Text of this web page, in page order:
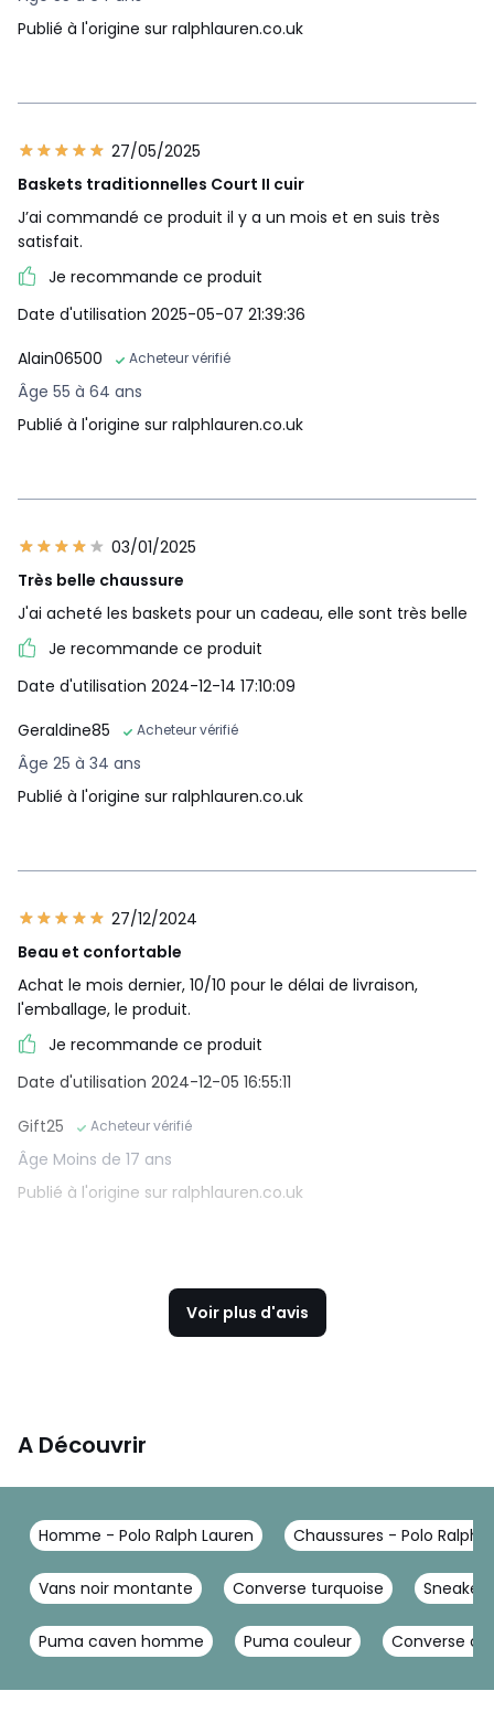
Publié à l'origine sur ralphlauren.co.uk
27/05/2025
Baskets traditionnelles Court II cuir
J’ai commandé ce produit il y a un mois et en suis très
satisfait.
Je recommande ce produit
Date d'utilisation 2025-05-07 21:39:36
Alain06500
Acheteur vérifié
Âge 55 à 64 ans
Publié à l'origine sur ralphlauren.co.uk
03/01/2025
Très belle chaussure
J'ai acheté les baskets pour un cadeau, elle sont très belle
Je recommande ce produit
Date d'utilisation 2024-12-14 17:10:09
Geraldine85
Acheteur vérifié
Âge 25 à 34 ans
Publié à l'origine sur ralphlauren.co.uk
27/12/2024
Beau et confortable
Achat le mois dernier, 10/10 pour le délai de livraison,
l'emballage, le produit.
Je recommande ce produit
Date d'utilisation 2024-12-05 16:55:11
Gift25
Acheteur vérifié
Âge Moins de 17 ans
Publié à l'origine sur ralphlauren.co.uk
Voir plus d'avis
A Découvrir
Homme - Polo Ralph Lauren Chaussures - Polo Ralph
Vans noir montante Converse turquoise
Puma caven homme Puma couleur Converse